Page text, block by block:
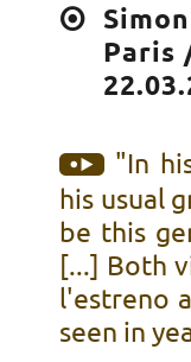
Paris
"In
his usual
be this
[...] Both
l'estreno
seen in